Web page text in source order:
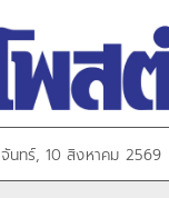
จันทร์, 10 สิงหาคม 2569